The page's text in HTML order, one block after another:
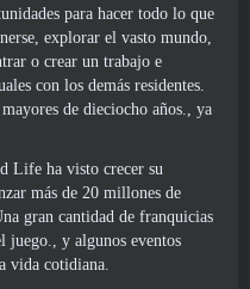
para hacer todo lo que
explorar el vasto mundo,
o crear un trabajo e
con los demás residentes.
de dieciocho años., ya
Life ha visto crecer su
más de 20 millones de
gran cantidad de franquicias
juego., y algunos eventos
vida cotidiana.